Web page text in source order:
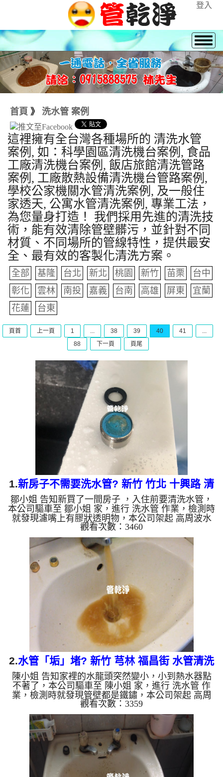
登入
首頁 》 洗水管 案例
這裡擁有全台灣各種場所的 清洗水管
案例, 如：科學園區清洗機台案例, 食品
工廠清洗機台案例, 飯店旅館清洗管路
案例, 工廠散熱設備清洗機台管路案例,
學校公家機關水管清洗案例, 及一般住
家透天, 公寓水管清洗案例, 專業工法，
為您量身打造！ 我們採用先進的清洗技
術，能有效清除管壁髒污，並針對不同
材質、不同場所的管線特性，提供最安
全、最有效的客製化清洗方案。
全部 基隆 台北 新北 桃園 新竹 苗栗
台中
彰化
雲林 南投 嘉義 台南 高雄 屏東
宜蘭
花蓮
台東
頁首 上一頁 1 ... 38 39 40 41
...
88
下一頁 頁尾
1.新房子不需要洗水管? 新竹 竹北 十興路 清
洗水管
鄒小姐 告知新買了一間房子 ，入住前要清洗水管，
本公司驅車至 鄒小姐 家，進行 洗水管 作業，檢測時
就發現濾嘴上有膠狀透明物，本公司架起 高周波水
管清洗機，灌入 檸檬酸水 至管路裡面，等了約15
分，開啟 水管清洗機 ，啟動 螺旋波 模式，一開始洗
不出什麼，沒多久掉出一塊土灰色的膠狀物，如下圖
片影片，兩個多小時後，管路清洗乾淨了!! 如是自來
水，如水管老化，會產生鐵鏽跟泥沙堆積，洗出來的
水就會是咖啡色，地下水含有氧化錳，管壁上會結成
黑色管垢，洗出來的水會跟石油一樣黑，有些洗出綠
色的水，是因為...
觀看次數：3460
2.水管「垢」堵? 新竹 芎林 福昌街 水管清洗
陳小姐 告知家裡的水龍頭突然變小，小到熱水器點
不著了，本公司驅車至 陳小姐 家，進行 洗水管 作
業，檢測時就發現管壁都是鐵鏽，本公司架起 高周
波水管清洗機，灌入 檸檬酸水 至管路裡面，等了約
15分，開啟 水管清洗機 ，啟動 螺旋波 模式，一開始
就洗出黃色的髒水，還掉出塊狀的鐵鏽，顏色越來越
深，看起來跟咖啡一樣，如下圖片影片，兩個多小時
後，出水量恢復正常了!! 如是自來水，如水管老化，
會產生鐵鏽跟泥沙堆積，洗出來的水就會是咖啡色，
地下水含有氧化錳，管壁上會結成黑色管垢，洗出來
的水會跟石油一樣...
觀看次數：3359